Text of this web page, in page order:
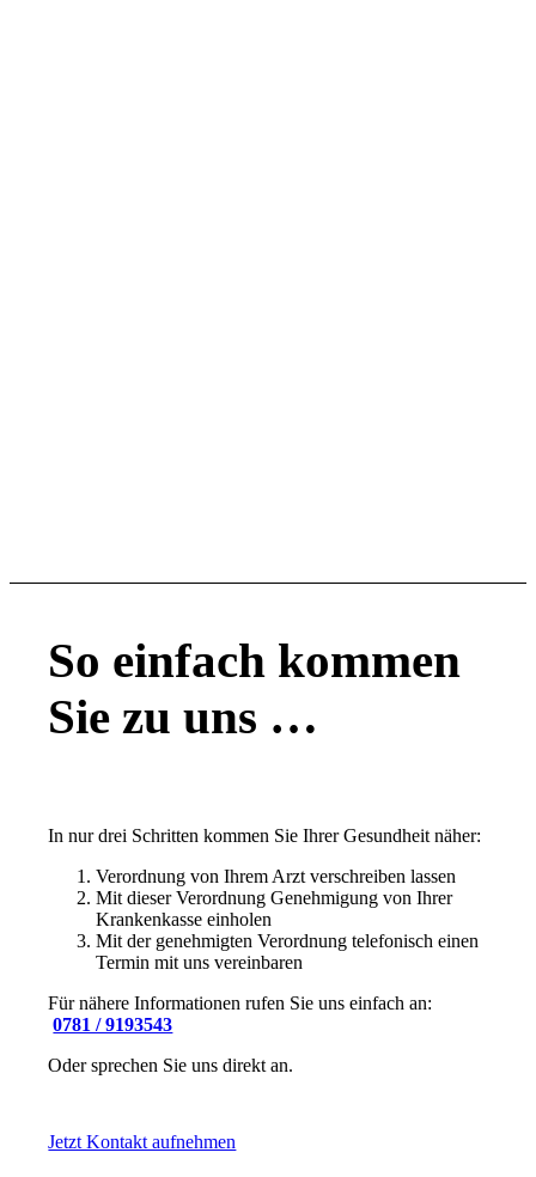
So einfach kommen
Sie zu uns …
In nur drei Schritten kommen Sie Ihrer Gesundheit näher:
Verordnung von Ihrem Arzt verschreiben lassen
Mit dieser Verordnung Genehmigung von Ihrer
Krankenkasse einholen
Mit der genehmigten Verordnung telefonisch einen
Termin mit uns vereinbaren
Für nähere Informationen rufen Sie uns einfach an:
0781 / 9193543
Oder sprechen Sie uns direkt an.
Jetzt Kontakt aufnehmen